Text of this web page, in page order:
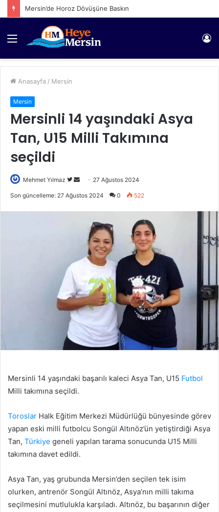
Mersin’de Horoz Dövüşüne Baskın
Menü
Anasayfa / Mersin
Mersin
Mersinli 14 yaşındaki Asya
Tan, U15 Milli Takımına
seçildi
Mehmet Yılmaz
Twitter'da
Bir
27 Ağustos 2024
Son güncelleme: 27 Ağustos 2024 0 522
Mersinli 14 yaşındaki başarılı kaleci Asya Tan, U15 Futbol
Milli takımına seçildi.
Toroslar Halk Eğitim Merkezi Müdürlüğü bünyesinde görev
yapan eski milli futbolcu Songül Altınöz’ün yetiştirdiği Asya
Tan, Türkiye geneli yapılan tarama sonucunda U15 Milli
takımına davet edildi.
Asya Tan, yaş grubunda Mersin’den seçilen tek isim
olurken, antrenör Songül Altınöz, Asya’nın milli takıma
seçilmesini mutlulukla karşıladı. Altınöz, bu başarının diğer